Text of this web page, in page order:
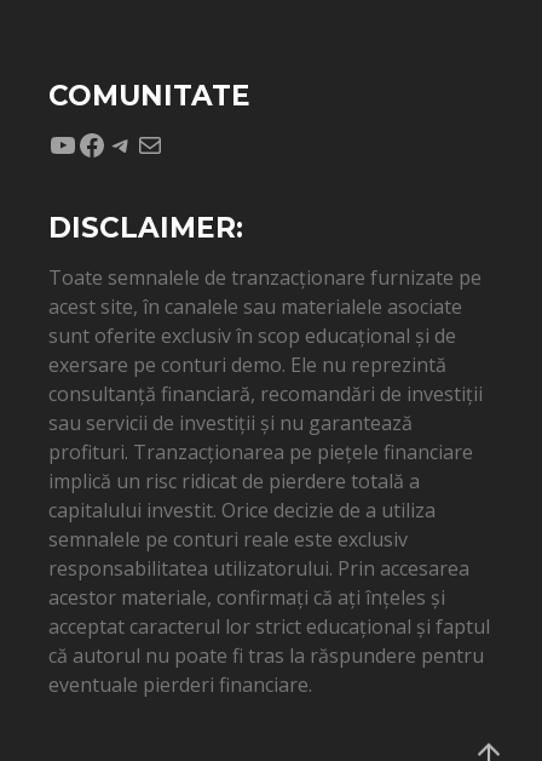
COMUNITATE
YouTube
Facebook
Telegram
Mail
DISCLAIMER:
Toate semnalele de tranzacționare furnizate pe
acest site, în canalele sau materialele asociate
sunt oferite exclusiv în scop educațional și de
exersare pe conturi demo. Ele nu reprezintă
consultanță financiară, recomandări de investiții
sau servicii de investiții și nu garantează
profituri. Tranzacționarea pe piețele financiare
implică un risc ridicat de pierdere totală a
capitalului investit. Orice decizie de a utiliza
semnalele pe conturi reale este exclusiv
responsabilitatea utilizatorului. Prin accesarea
acestor materiale, confirmați că ați înțeles și
acceptat caracterul lor strict educațional și faptul
că autorul nu poate fi tras la răspundere pentru
eventuale pierderi financiare.